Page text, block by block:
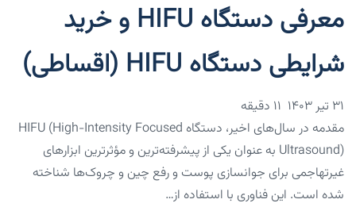
معرفی دستگاه HIFU و خرید
شرایطی دستگاه HIFU (اقساطی)
۳۱ تیر ۱۴۰۳
مقدمه در سال‌های اخیر، دستگاه HIFU (High-Intensity Focused
Ultrasound) به عنوان یکی از پیشرفته‌ترین و مؤثرترین ابزارهای
غیرتهاجمی برای جوانسازی پوست و رفع چین و چروک‌ها شناخته
شده است. این فناوری با استفاده از…